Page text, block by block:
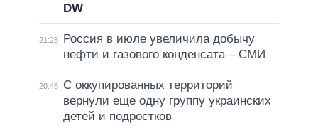
DW
21:25
Россия в июле увеличила добычу
нефти и газового конденсата – СМИ
20:46
С оккупированных территорий
вернули еще одну группу украинских
детей и подростков